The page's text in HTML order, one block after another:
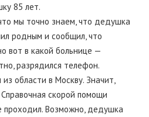
85 лет.
мы точно знаем, что дедушка
родным и сообщил, что
вот в какой больнице —
разрядился телефон.
области в Москву. Значит,
скорой помощи
проходил. Возможно, дедушка